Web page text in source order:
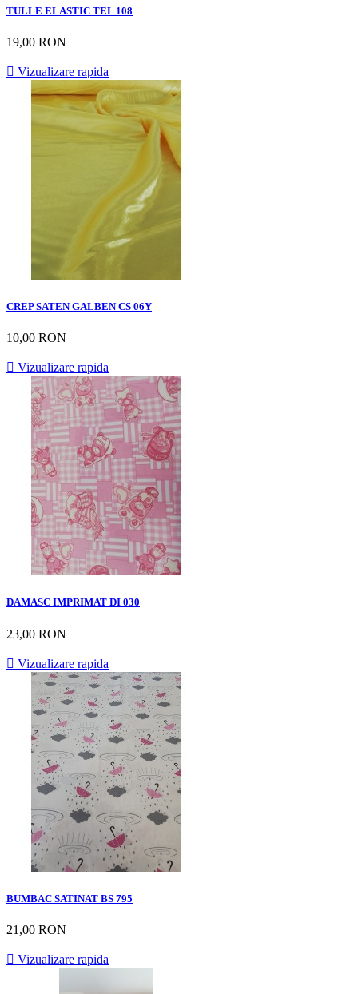
TULLE ELASTIC TEL 108
19,00 RON
 Vizualizare rapida
CREP SATEN GALBEN CS 06Y
10,00 RON
 Vizualizare rapida
DAMASC IMPRIMAT DI 030
23,00 RON
 Vizualizare rapida
BUMBAC SATINAT BS 795
21,00 RON
 Vizualizare rapida